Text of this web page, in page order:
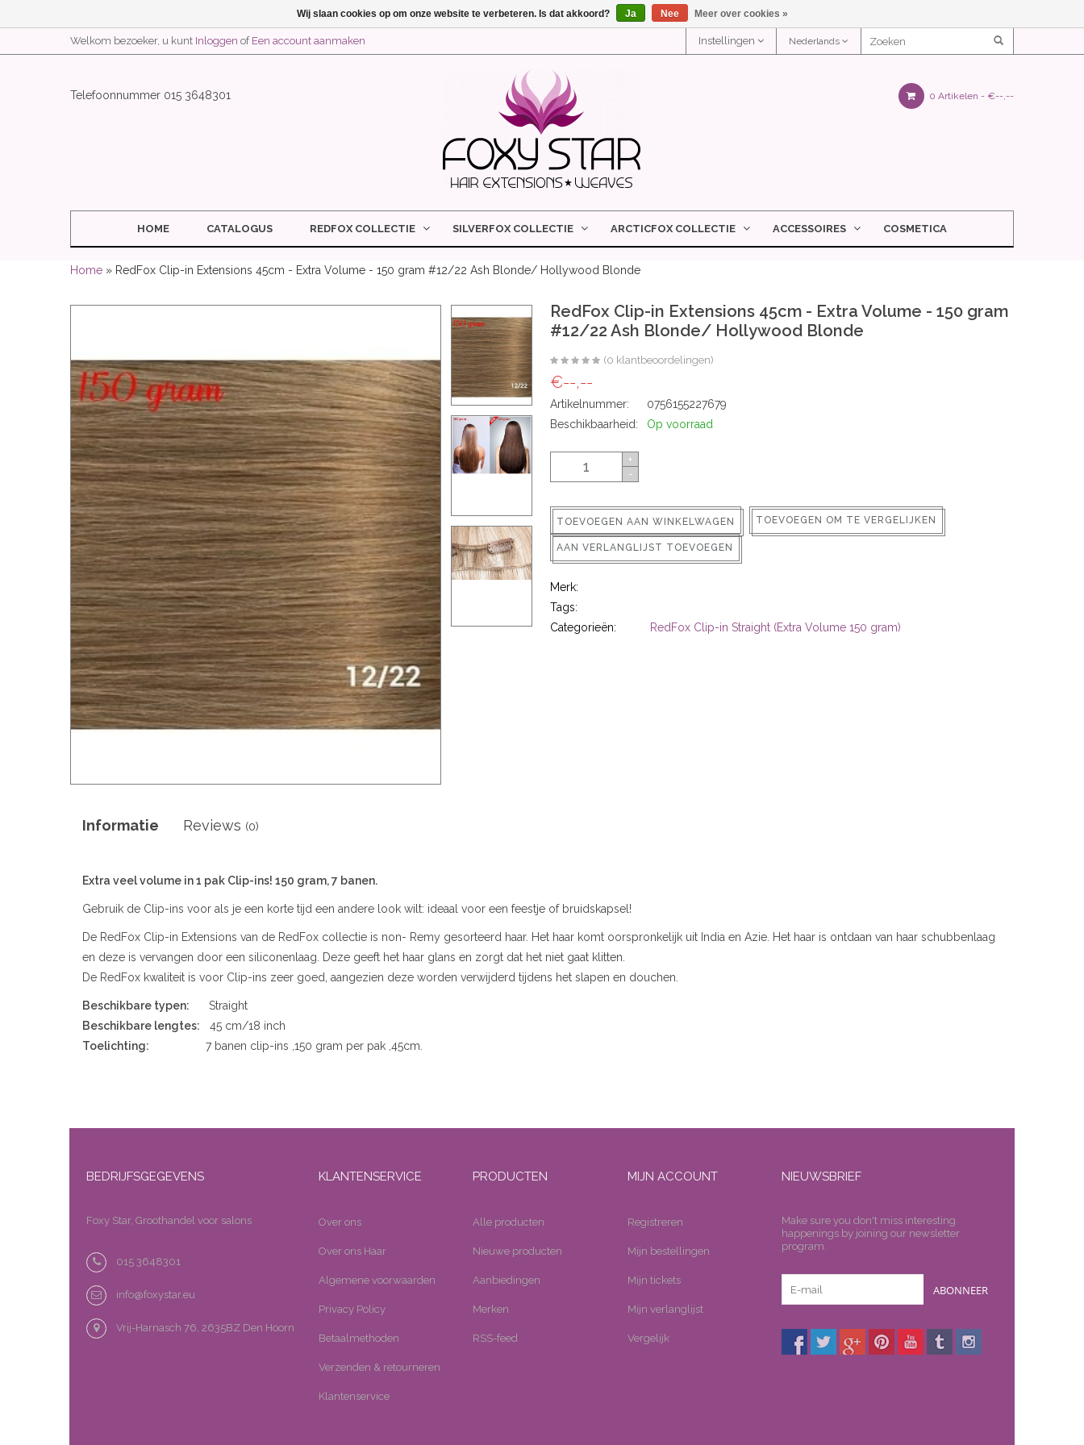
Welkom bezoeker, u kunt Inloggen of Een account aanmaken Nederlands
Instellingen
Telefoonnummer 015 3648301 0 Artikelen - €--,--
HOME CATALOGUS REDFOX COLLECTIE SILVERFOX COLLECTIE ARCTICFOX COLLECTIE ACCESSOIRES COSMETICA
Home » RedFox Clip-in Extensions 45cm - Extra Volume - 150 gram #12/22 Ash Blonde/ Hollywood Blonde
RedFox Clip-in Extensions 45cm - Extra Volume - 150 gram
#12/22 Ash Blonde/ Hollywood Blonde
(0 klantbeoordelingen)
€--,--
Artikelnummer:
0756155227679
Beschikbaarheid:
Op voorraad
+
-
TOEVOEGEN AAN WINKELWAGEN TOEVOEGEN OM TE VERGELIJKEN
AAN VERLANGLIJST TOEVOEGEN
Merk:
Tags:
Categorieën:
RedFox Clip-in Straight (Extra Volume 150 gram)
Informatie Reviews (0)
Extra veel volume in 1 pak Clip-ins! 150 gram, 7 banen.
Gebruik de Clip-ins voor als je een korte tijd een andere look wilt: ideaal voor een feestje of bruidskapsel!
De RedFox Clip-in Extensions van de RedFox collectie is non- Remy gesorteerd haar. Het haar komt oorspronkelijk uit India en Azie. Het haar is ontdaan van haar schubbenlaag
en deze is vervangen door een siliconenlaag. Deze geeft het haar glans en zorgt dat het niet gaat klitten.
De RedFox kwaliteit is voor Clip-ins zeer goed, aangezien deze worden verwijderd tijdens het slapen en douchen.
Beschikbare typen: Straight
Beschikbare lengtes: 45 cm/18 inch
Toelichting:
7 banen clip-ins ,150 gram per pak ,45cm.
BEDRIJFSGEGEVENS
Foxy Star, Groothandel voor salons
015 3648301
info@foxystar.eu
Vrij-Harnasch 76, 2635BZ Den Hoorn
KLANTENSERVICE
Over ons
Over ons Haar
Algemene voorwaarden
Privacy Policy
Betaalmethoden
Verzenden & retourneren
Klantenservice
PRODUCTEN
Alle producten
Nieuwe producten
Aanbiedingen
Merken
RSS-feed
MIJN ACCOUNT
Registreren
Mijn bestellingen
Mijn tickets
Mijn verlanglijst
Vergelijk
NIEUWSBRIEF
Make sure you don't miss interesting
happenings by joining our newsletter
program.
ABONNEER
Wij slaan cookies op om onze website te verbeteren. Is dat akkoord? Ja Nee Meer over cookies »